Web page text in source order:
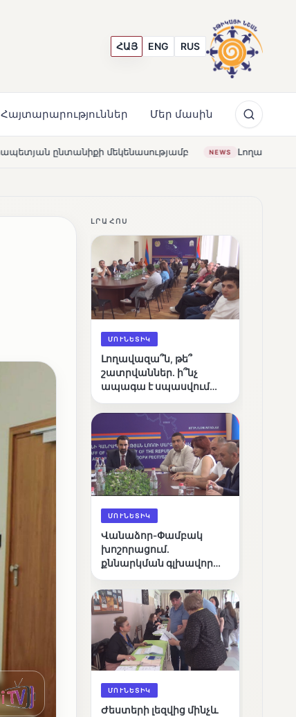
ՀԱՅ ENG RUS
Հայտարարություններ Մեր մասին
NEWS Լողավազա՞ն, թե՞ շատրվաններ. ի՞նչ
ԼՐԱՀՈՍ
ՄՈՒՆԵՏԻԿ
Լողավազա՞ն, թե՞
շատրվաններ. ի՞նչ
ապագա է սպասվում
լճին
ՄՈՒՆԵՏԻԿ
Վանաձոր-Փամբակ
խոշորացում.
քննարկման գլխավոր
կառավարո՞ւմ, թե՞
քաղաքական նպատակ
ՄՈՒՆԵՏԻԿ
Ժեստերի լեզվից մինչև